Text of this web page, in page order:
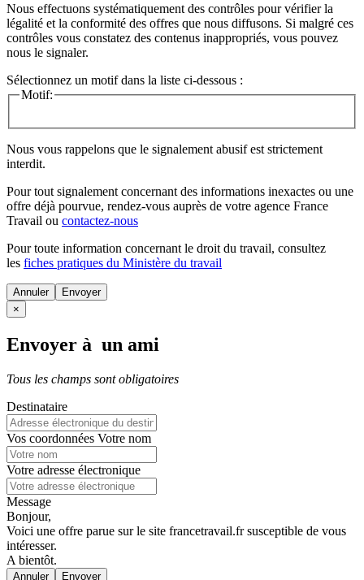
Nous effectuons systématiquement des contrôles pour vérifier la
légalité et la conformité des offres que nous diffusons. Si malgré ces
contrôles vous constatez des contenus inappropriés, vous pouvez
nous le signaler.
Sélectionnez un motif dans la liste ci-dessous :
Motif:
Nous vous rappelons que le signalement abusif est strictement
interdit.
Pour tout signalement concernant des informations inexactes ou une
offre déjà pourvue, rendez-vous auprès de votre agence France
Travail ou contactez-nous
Pour toute information concernant le droit du travail, consultez
les fiches pratiques du Ministère du travail
Annuler
×
Envoyer à un ami
Tous les champs sont obligatoires
Destinataire
Vos coordonnées Votre nom
Votre adresse électronique
Message
Bonjour,
Voici une offre parue sur le site francetravail.fr susceptible de vous
intéresser.
A bientôt.
Annuler